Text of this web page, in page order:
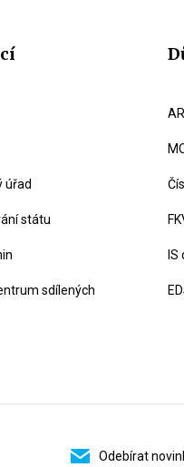
úřad
státu
sdílených
IS
Odebírat